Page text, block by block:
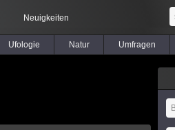
Neuigkeiten
Ufologie Natur Umfragen